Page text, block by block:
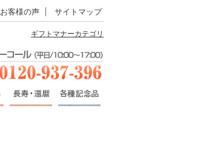
お客様の声 サイトマップ
ギフトマナーカテゴリ